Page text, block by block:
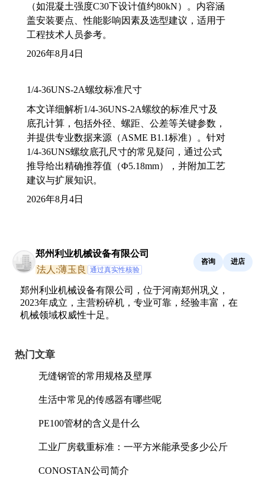
（如混凝土强度C30下设计值约80kN）。内容涵
盖安装要点、性能影响因素及选型建议，适用于
工程技术人员参考。
2026年8月4日
1/4-36UNS-2A螺纹标准尺寸
本文详细解析1/4-36UNS-2A螺纹的标准尺寸及
底孔计算，包括外径、螺距、公差等关键参数，
并提供专业数据来源（ASME B1.1标准）。针对
1/4-36UNS螺纹底孔尺寸的常见疑问，通过公式
推导给出精确推荐值（Φ5.18mm），并附加工艺
建议与扩展知识。
2026年8月4日
郑州利业机械设备有限公司
法人:薄玉良
通过真实性核验
咨询 进店
郑州利业机械设备有限公司，位于河南郑州巩义，
2023年成立，主营粉碎机，专业可靠，经验丰富，在
机械领域权威性十足。
热门文章
无缝钢管的常用规格及壁厚
生活中常见的传感器有哪些呢
PE100管材的含义是什么
工业厂房载重标准：一平方米能承受多少公斤
CONOSTAN公司简介